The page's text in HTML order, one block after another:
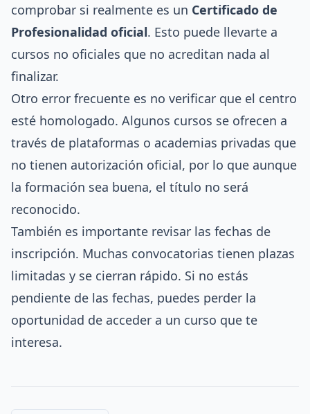
comprobar si realmente es un Certificado de
Profesionalidad oficial. Esto puede llevarte a
cursos no oficiales que no acreditan nada al
finalizar.
Otro error frecuente es no verificar que el centro
esté homologado. Algunos cursos se ofrecen a
través de plataformas o academias privadas que
no tienen autorización oficial, por lo que aunque
la formación sea buena, el título no será
reconocido.
También es importante revisar las fechas de
inscripción. Muchas convocatorias tienen plazas
limitadas y se cierran rápido. Si no estás
pendiente de las fechas, puedes perder la
oportunidad de acceder a un curso que te
interesa.